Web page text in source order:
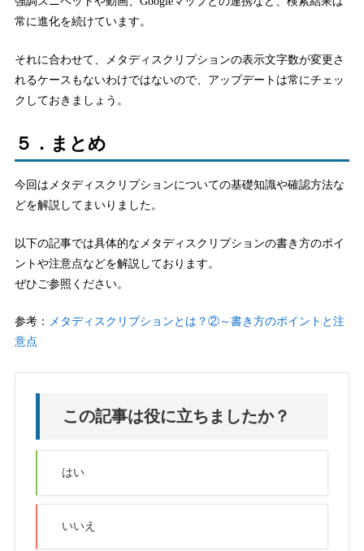
常に進化を続けています。
それに合わせて、メタディスクリプションの表示文字数が変更さ
れるケースもないわけではないので、アップデートは常にチェッ
クしておきましょう。
５．まとめ
今回はメタディスクリプションについての基礎知識や確認方法な
どを解説してまいりました。
以下の記事では具体的なメタディスクリプションの書き方のポイ
ントや注意点などを解説しております。
ぜひご参照ください。
参考： メタディスクリプションとは？②～書き方のポイントと注
意点
この記事は役に立ちましたか？
はい
いいえ